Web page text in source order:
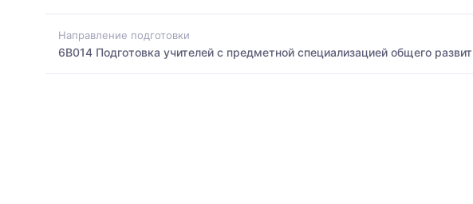
Направление подготовки
6B014 Подготовка учителей с предметной специализацией общего